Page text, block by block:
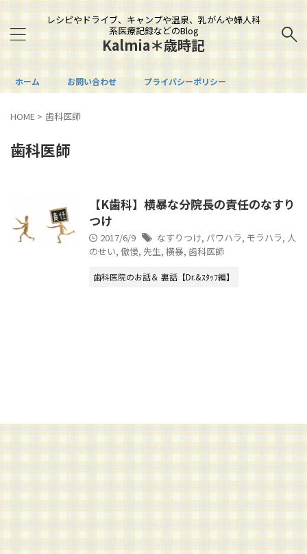
レシピやドライブ、キャンプや温泉、乳がんや婦人科
系医療記録などのBlog
Kalmia＊歳時記
ホーム お問い合わせ プライバシーポリシー
HOME > 歯科医師
歯科医師
【K歯科】横暴な分院長の責任のなすり
つけ
2017/6/9 なすりつけ, パワハラ, モラハラ, 人
のせい, 傲慢, 先生, 横暴, 歯科医師
歯科医院のお話＆ 裏話【Dr.&ｽﾀｯﾌ編】